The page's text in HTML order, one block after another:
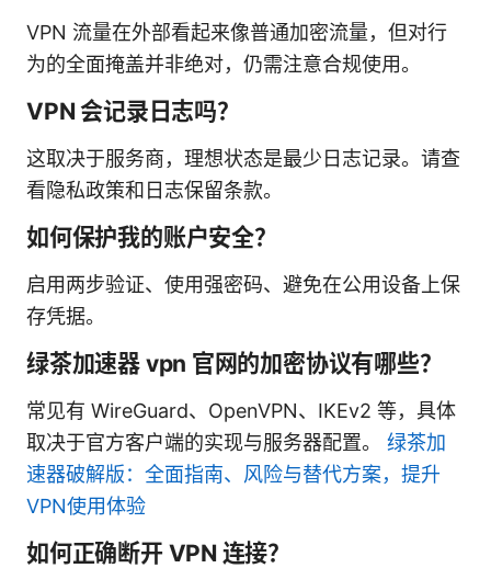
VPN 流量在外部看起来像普通加密流量，但对行
为的全面掩盖并非绝对，仍需注意合规使用。
VPN 会记录日志吗？
这取决于服务商，理想状态是最少日志记录。请查
看隐私政策和日志保留条款。
如何保护我的账户安全？
启用两步验证、使用强密码、避免在公用设备上保
存凭据。
绿茶加速器 vpn 官网的加密协议有哪些？
常见有 WireGuard、OpenVPN、IKEv2 等，具体
取决于官方客户端的实现与服务器配置。 绿茶加
速器破解版：全面指南、风险与替代方案，提升
VPN使用体验
如何正确断开 VPN 连接？